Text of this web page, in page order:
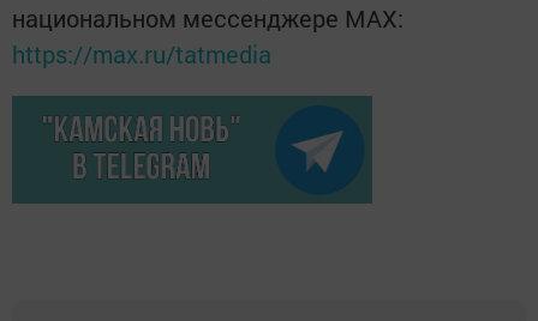
национальном мессенджере MАХ:
https://max.ru/tatmedia